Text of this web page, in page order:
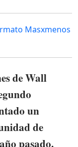
Masxmenos
de Wall
un
de
pasado.